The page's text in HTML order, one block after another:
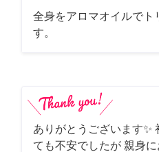
全身をアロマオイルでト
す。
ありがとうございます✨
ても不安でしたが 親身